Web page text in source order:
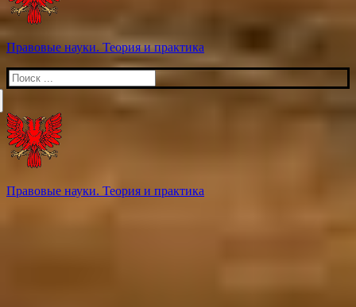
Правовые науки. Теория и практика
Искать:
Правовые науки. Теория и практика